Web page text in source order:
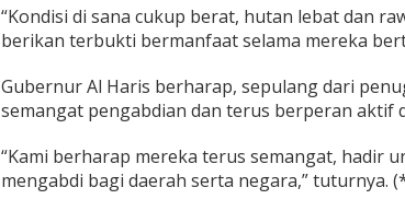
r
i
k
n
A
r
e
s
“Kondisi di sana cukup berat, hutan lebat dan
berikan terbukti bermanfaat selama mereka
Gubernur Al Haris berharap, sepulang dari
semangat pengabdian dan terus berperan aktif
“Kami berharap mereka terus semangat, hadir
mengabdi bagi daerah serta negara,” tuturnya.